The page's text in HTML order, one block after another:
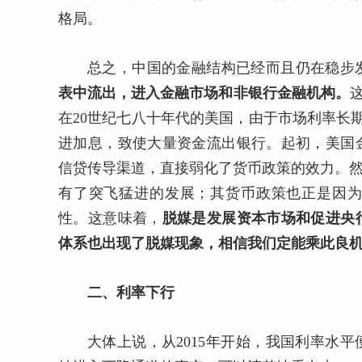
格局。
总之，中国的金融结构已经而且仍在稳步
表中流出，进入金融市场和非银行金融机构。
在20世纪七八十年代的美国，由于市场利率长
进加息，致使大量资金流出银行。起初，美
信贷传导渠道，直接弱化了货币政策的效力。
有了突飞猛进的发展；其货币政策也正是因
性。这意味着， 脱媒是发展资本市场和促进
体系也出现了脱媒现象，相信我们定能乘此良
二、利率下行
大体上说，从2015年开始，我国利率水